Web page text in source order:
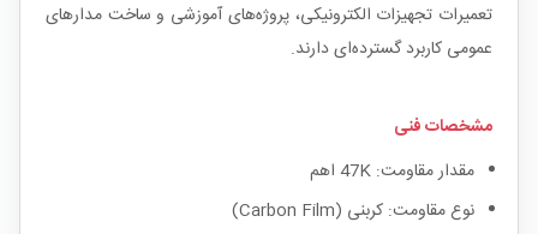
تعمیرات تجهیزات الکترونیکی، پروژه‌های آموزشی و ساخت مدارهای
عمومی کاربرد گسترده‌ای دارند.
مشخصات فنی
مقدار مقاومت: 47K اهم
نوع مقاومت: کربنی (Carbon Film)